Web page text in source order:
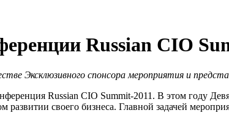
Russian CIO
Эксклюзивного спонсора мероприятия и
Russian CIO Summit-2011. В этом году
своего бизнеса. Главной задачей